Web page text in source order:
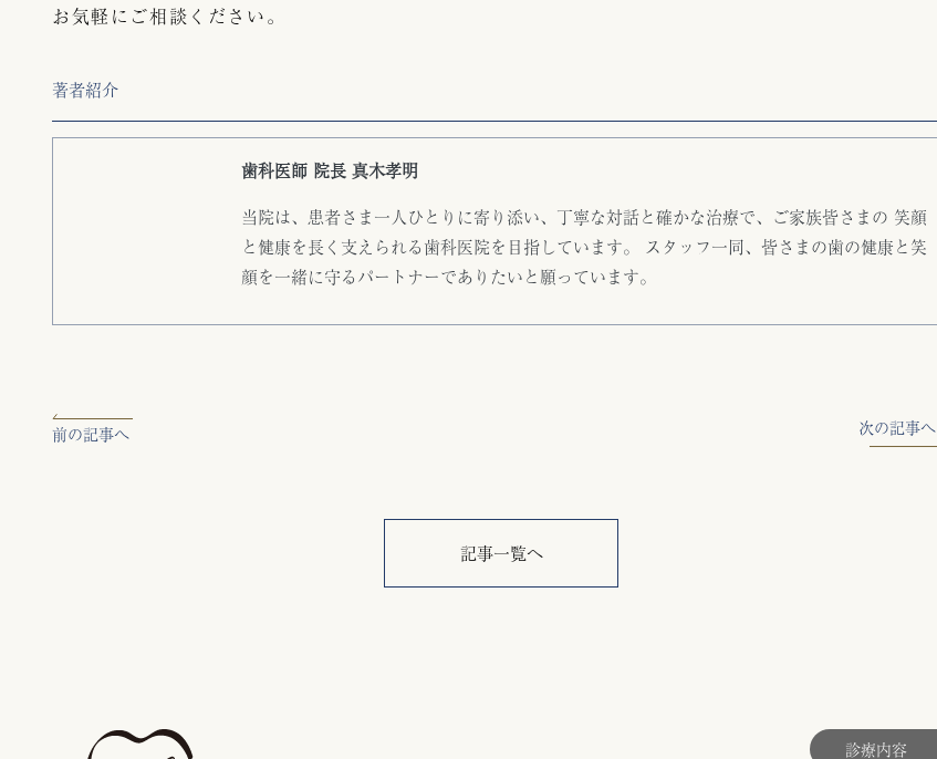
お気軽にご相談ください。
著者紹介
歯科医師 院長 真木孝明
当院は、患者さま一人ひとりに寄り添い、丁寧な対話と確かな治療で、ご家族皆さまの 笑顔
と健康を長く支えられる歯科医院を目指しています。 スタッフ一同、皆さまの歯の健康と笑
顔を一緒に守るパートナーでありたいと願っています。
前の記事へ 次の記事へ
記事一覧へ
診療内容